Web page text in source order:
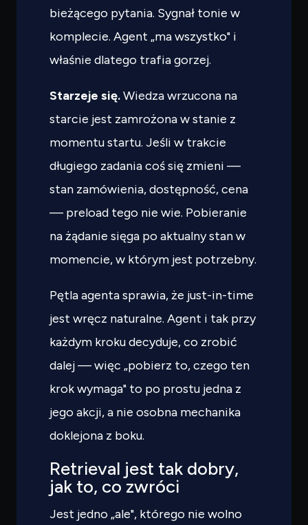
bieżącego pytania. Sygnał tonie w
komplecie. Agent „ma wszystko" i
właśnie dlatego trafia gorzej.
Starzeje się.Wiedza wrzucona na
starcie jest zamrożona w stanie z
momentu startu. Jeśli w trakcie
długiego zadania coś się zmieni —
stan zamówienia, dostępność, cena
— preload tego nie wie. Pobieranie
na żądanie sięga po aktualny stan w
momencie, w którym jest potrzebny.
Pętla agenta sprawia, że just-in-time
jest wręcz naturalne. Agent i tak przy
każdym kroku decyduje, co zrobić
dalej — więc „pobierz to, czego ten
krok wymaga" to po prostu jedna z
jego akcji, a nie osobna mechanika
doklejona z boku.
Retrieval jest tak dobry,
jak to, co zwróci
Jest jedno „ale", którego nie wolno
Czegoszukasz?
Powiedz czym się zajmujesz — pokażę co warto
przeczytać.